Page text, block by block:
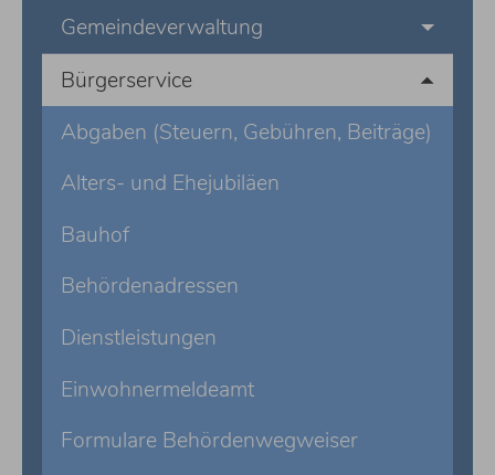
Gemeindeverwaltung
Bürgerservice
Abgaben (Steuern, Gebühren, Beiträge)
Alters- und Ehejubiläen
Bauhof
Behördenadressen
Dienstleistungen
Einwohnermeldeamt
Formulare Behördenwegweiser